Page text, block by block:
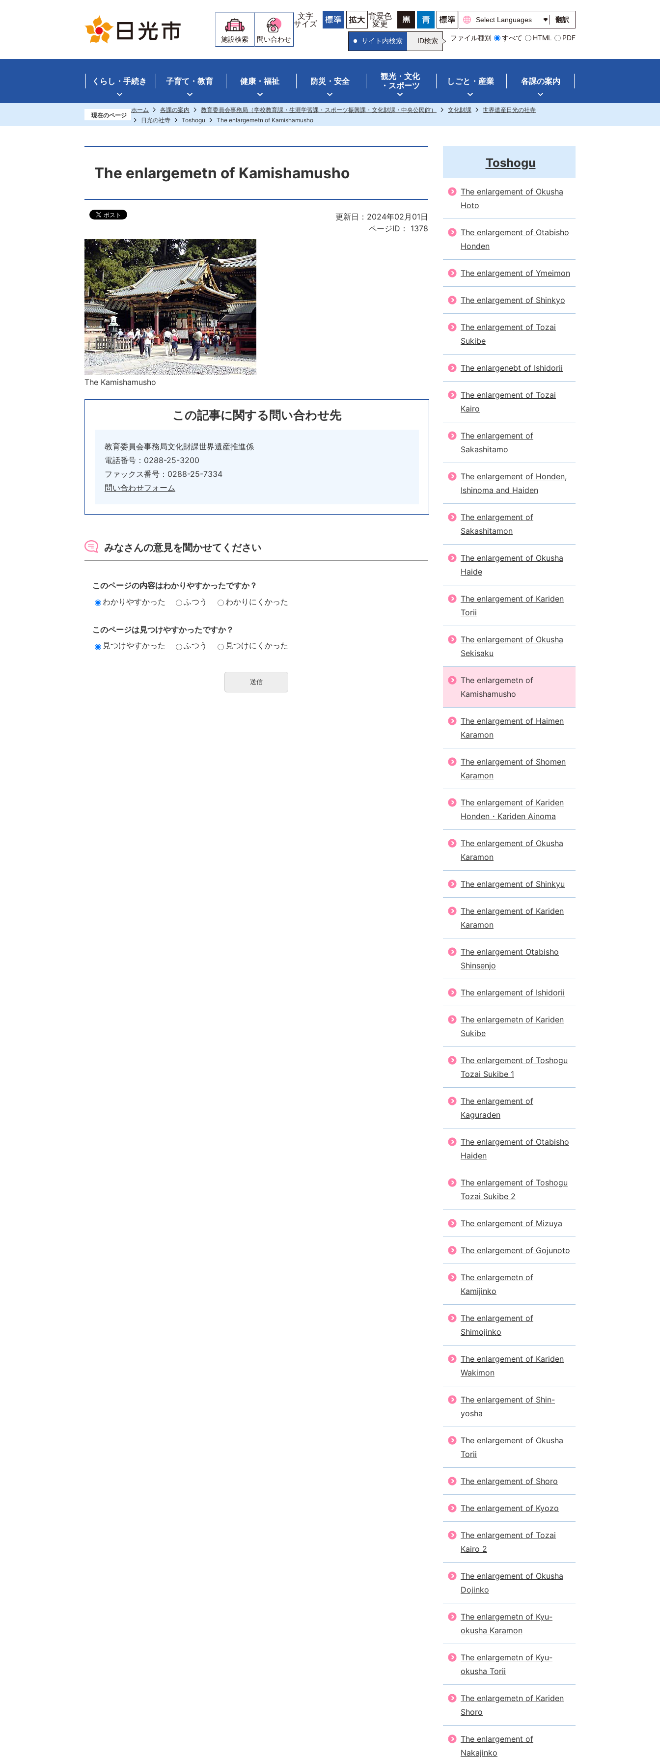
施設検索 問い合わせ
文字
サイズ
背景色
変更
翻訳
サイト内検索 ID検索 ファイル種別 すべて HTML PDF
くらし・手続き 子育て・教育 健康・福祉 防災・安全
観光・文化
・スポーツ
しごと・産業 各課の案内
現在のページ
ホーム 各課の案内 教育委員会事務局（学校教育課・生涯学習課・スポーツ振興課・文化財課・中央公民館） 文化財課
世界遺産日光の社寺
日光の社寺
Toshogu The enlargemetn of Kamishamusho
The enlargemetn of Kamishamusho
更新日：2024年02月01日
ページID：
1378
The Kamishamusho
この記事に関する問い合わせ先
教育委員会事務局文化財課世界遺産推進係
電話番号：0288-25-3200
ファックス番号：0288-25-7334
問い合わせフォーム
みなさんの意見を聞かせてください
このページの内容はわかりやすかったですか？
わかりやすかった
ふつう わかりにくかった
このページは見つけやすかったですか？
見つけやすかった
ふつう 見つけにくかった
Toshogu
The enlargement of Okusha
Hoto
The enlargement of Otabisho
Honden
The enlargement of Ymeimon
The enlargement of Shinkyo
The enlargement of Tozai
Sukibe
The enlargenebt of Ishidorii
The enlargement of Tozai
Kairo
The enlargement of
Sakashitamo
The enlargement of Honden,
Ishinoma and Haiden
The enlargement of
Sakashitamon
The enlargement of Okusha
Haide
The enlargement of Kariden
Torii
The enlargement of Okusha
Sekisaku
The enlargemetn of
Kamishamusho
The enlargement of Haimen
Karamon
The enlargement of Shomen
Karamon
The enlargement of Kariden
Honden・Kariden Ainoma
The enlargement of Okusha
Karamon
The enlargement of Shinkyu
The enlargement of Kariden
Karamon
The enlargement Otabisho
Shinsenjo
The enlargement of Ishidorii
The enlargemetn of Kariden
Sukibe
The enlargement of Toshogu
Tozai Sukibe 1
The enlargement of
Kaguraden
The enlargement of Otabisho
Haiden
The enlargement of Toshogu
Tozai Sukibe 2
The enlargement of Mizuya
The enlargement of Gojunoto
The enlargemetn of
Kamijinko
The enlargement of
Shimojinko
The enlargement of Kariden
Wakimon
The enlargement of Shin-
yosha
The enlargement of Okusha
Torii
The enlargement of Shoro
The enlargement of Kyozo
The enlargement of Tozai
Kairo 2
The enlargement of Okusha
Dojinko
The enlargemetn of Kyu-
okusha Karamon
The enlargemetn of Kyu-
okusha Torii
The enlargemetn of Kariden
Shoro
The enlargement of
Nakajinko